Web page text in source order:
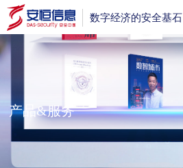
数字经济的安全基石
产品&服务